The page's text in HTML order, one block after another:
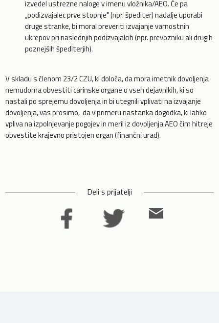
izvedel ustrezne naloge v imenu vložnika/AEO. Če pa
„podizvajalec prve stopnje" (npr. špediter) nadalje uporabi
druge stranke, bi moral preveriti izvajanje varnostnih
ukrepov pri naslednjih podizvajalcih (npr. prevozniku ali drugih
poznejših špediterjih).
V skladu s členom 23/2 CZU, ki določa, da mora imetnik dovoljenja
nemudoma obvestiti carinske organe o vseh dejavnikih, ki so
nastali po sprejemu dovoljenja in bi utegnili vplivati na izvajanje
dovoljenja, vas prosimo, da v primeru nastanka dogodka, ki lahko
vpliva na izpolnjevanje pogojev in meril iz dovoljenja AEO čim hitreje
obvestite krajevno pristojen organ (finančni urad).
Deli s prijatelji